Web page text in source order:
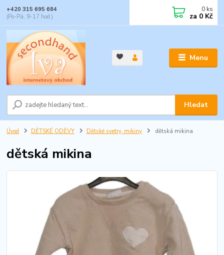
Menu
Hledat
+420 315 695 684
(Po-Pá, 9-17 hod.)
0 ks
za 0 Kč
Úvod DĚTSKÉ ODĚVY Dětské svetry, mikiny dětská mikina
dětská mikina